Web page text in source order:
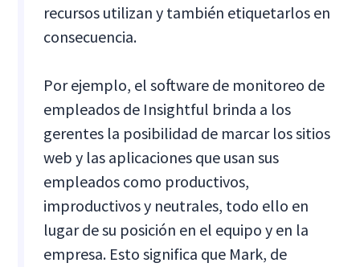
recursos utilizan y también etiquetarlos en
consecuencia.
Por ejemplo, el software de monitoreo de
empleados de Insightful brinda a los
gerentes la posibilidad de marcar los sitios
web y las aplicaciones que usan sus
empleados como productivos,
improductivos y neutrales, todo ello en
lugar de su posición en el equipo y en la
empresa. Esto significa que Mark, de